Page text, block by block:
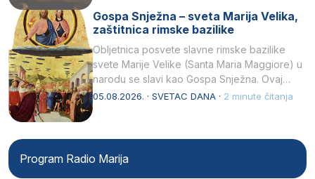
Gospa Snježna – sveta Marija Velika,
zaštitnica rimske bazilike
Obljetnica posvete slavne rimske bazilike
svete Marije Velike (Santa Maria Maggiore) u
narodu se slavi kao Gospa Snježna. Ovaj
naziv, Sancta Maria…
05.08.2026. · SVETAC DANA · 2 minute čitanja
Program Radio Marija